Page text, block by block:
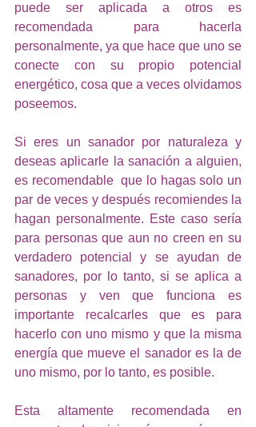
puede ser aplicada a otros es
recomendada para hacerla
personalmente, ya que hace que uno se
conecte con su propio potencial
energético, cosa que a veces olvidamos
poseemos.
Si eres un sanador por naturaleza y
deseas aplicarle la sanación a alguien,
es recomendable  que lo hagas solo un
par de veces y después recomiendes la
hagan personalmente. Este caso sería
para personas que aun no creen en su
verdadero potencial y se ayudan de
sanadores, por lo tanto, si se aplica a
personas y ven que funciona es
importante recalcarles que es para
hacerlo con uno mismo y que la misma
energía que mueve el sanador es la de
uno mismo, por lo tanto, es posible.
Esta altamente recomendada en